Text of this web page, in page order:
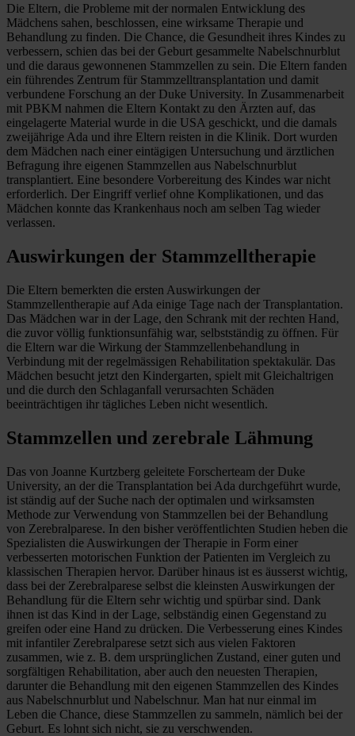
Die Eltern, die Probleme mit der normalen Entwicklung des
Mädchens sahen, beschlossen, eine wirksame Therapie und
Behandlung zu finden. Die Chance, die Gesundheit ihres Kindes zu
verbessern, schien das bei der Geburt gesammelte Nabelschnurblut
und die daraus gewonnenen Stammzellen zu sein. Die Eltern fanden
ein führendes Zentrum für Stammzelltransplantation und damit
verbundene Forschung an der Duke University. In Zusammenarbeit
mit PBKM nahmen die Eltern Kontakt zu den Ärzten auf, das
eingelagerte Material wurde in die USA geschickt, und die damals
zweijährige Ada und ihre Eltern reisten in die Klinik. Dort wurden
dem Mädchen nach einer eintägigen Untersuchung und ärztlichen
Befragung ihre eigenen Stammzellen aus Nabelschnurblut
transplantiert. Eine besondere Vorbereitung des Kindes war nicht
erforderlich. Der Eingriff verlief ohne Komplikationen, und das
Mädchen konnte das Krankenhaus noch am selben Tag wieder
verlassen.
Auswirkungen der Stammzelltherapie
Die Eltern bemerkten die ersten Auswirkungen der
Stammzellentherapie auf Ada einige Tage nach der Transplantation.
Das Mädchen war in der Lage, den Schrank mit der rechten Hand,
die zuvor völlig funktionsunfähig war, selbstständig zu öffnen. Für
die Eltern war die Wirkung der Stammzellenbehandlung in
Verbindung mit der regelmässigen Rehabilitation spektakulär. Das
Mädchen besucht jetzt den Kindergarten, spielt mit Gleichaltrigen
und die durch den Schlaganfall verursachten Schäden
beeinträchtigen ihr tägliches Leben nicht wesentlich.
Stammzellen und zerebrale Lähmung
Das von Joanne Kurtzberg geleitete Forscherteam der Duke
University, an der die Transplantation bei Ada durchgeführt wurde,
ist ständig auf der Suche nach der optimalen und wirksamsten
Methode zur Verwendung von Stammzellen bei der Behandlung
von Zerebralparese. In den bisher veröffentlichten Studien heben die
Spezialisten die Auswirkungen der Therapie in Form einer
verbesserten motorischen Funktion der Patienten im Vergleich zu
klassischen Therapien hervor. Darüber hinaus ist es äusserst wichtig,
dass bei der Zerebralparese selbst die kleinsten Auswirkungen der
Behandlung für die Eltern sehr wichtig und spürbar sind. Dank
ihnen ist das Kind in der Lage, selbständig einen Gegenstand zu
greifen oder eine Hand zu drücken. Die Verbesserung eines Kindes
mit infantiler Zerebralparese setzt sich aus vielen Faktoren
zusammen, wie z. B. dem ursprünglichen Zustand, einer guten und
sorgfältigen Rehabilitation, aber auch den neuesten Therapien,
darunter die Behandlung mit den eigenen Stammzellen des Kindes
aus Nabelschnurblut und Nabelschnur. Man hat nur einmal im
Leben die Chance, diese Stammzellen zu sammeln, nämlich bei der
Geburt. Es lohnt sich nicht, sie zu verschwenden.